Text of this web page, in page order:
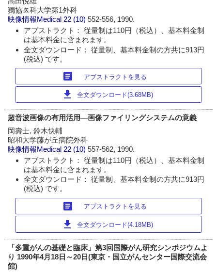
獨協医科大学第1外科
映像情報Medical 22 (10)552-556, 1990.
アブストラクト： 従量制は110円（税込）、基本料金制
は基本料金に含まれます。
全文ダウンロード： 従量制、基本料金制の方共に913円
(税込) です。
article アブストラクトを見る
download 全文ダウンロード(3.68MB)
超音波画像の有用活用―画像ファイリングシステムの意義
岡壽士, 鈴木快輔
昭和大学藤が丘病院外科
映像情報Medical 22 (10)557-562, 1990.
アブストラクト： 従量制は110円（税込）、基本料金制
は基本料金に含まれます。
全文ダウンロード： 従量制、基本料金制の方共に913円
(税込) です。
article アブストラクトを見る
download 全文ダウンロード(4.18MB)
「多重がんの基礎と臨床」第3回国際がん研究シンポジウムよ
り 1990年4月18日～20日(東京・国立がんセンター国際交流会
館)